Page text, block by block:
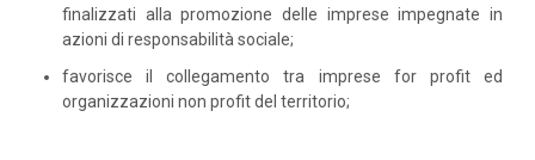
finalizzati alla promozione delle imprese impegnate in
azioni di responsabilità sociale;
favorisce il collegamento tra imprese for profit ed
organizzazioni non profit del territorio;